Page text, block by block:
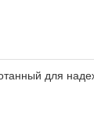
для